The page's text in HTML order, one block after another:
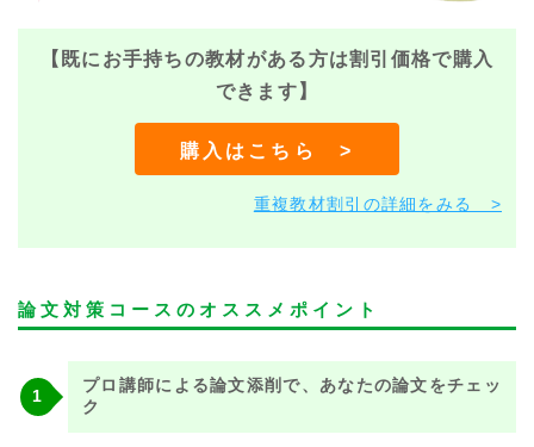
【既にお手持ちの教材がある方は割引価格で購入
できます】
購入はこちら >
重複教材割引の詳細をみる >
論文対策コースのオススメポイント
プロ講師による論文添削で、あなたの論文をチェッ
ク